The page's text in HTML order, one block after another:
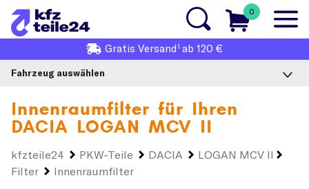
0
Gratis Versand1 ab 120 €
Fahrzeug auswählen
Innenraumfilter für Ihren
DACIA LOGAN MCV II
kfzteile24 PKW-Teile DACIA
LOGAN MCV II
Filter
Innenraumfilter